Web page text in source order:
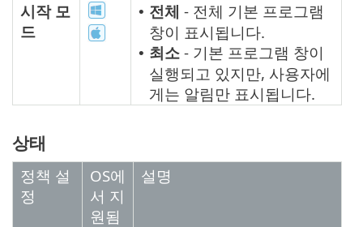
시작 모
드
• 전체 - 전체 기본 프로그램
창이 표시됩니다.
• 최소 - 기본 프로그램 창이
실행되고 있지만, 사용자에
게는 알림만 표시됩니다.
상태
정책 설
정
OS에
서 지
원됨
설명